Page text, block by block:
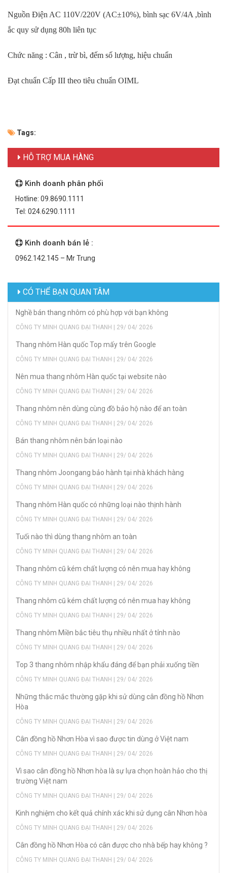
Nguồn Điện AC 110V/220V (AC±10%), bình sạc 6V/4A ,bình
ắc quy sử dụng 80h liên tục
Chức năng : Cân , trừ bì, đếm số lượng, hiệu chuẩn
Đạt chuẩn Cấp III theo tiêu chuẩn OIML
Tags:
HỖ TRỢ MUA HÀNG
Kinh doanh phân phối
Hotline: 09.8690.1111
Tel: 024.6290.1111
Kinh doanh bán lẻ :
0962.142.145 – Mr Trung
CÓ THỂ BẠN QUAN TÂM
Nghề bán thang nhôm có phù hợp với bạn không
CÔNG TY MINH QUANG ĐẠI THANH | 29/ 04/ 2026
Thang nhôm Hàn quốc Top mấy trên Google
CÔNG TY MINH QUANG ĐẠI THANH | 29/ 04/ 2026
Nên mua thang nhôm Hàn quốc tại website nào
CÔNG TY MINH QUANG ĐẠI THANH | 29/ 04/ 2026
Thang nhôm nên dùng cùng đồ bảo hộ nào để an toàn
CÔNG TY MINH QUANG ĐẠI THANH | 29/ 04/ 2026
Bán thang nhôm nên bán loại nào
CÔNG TY MINH QUANG ĐẠI THANH | 29/ 04/ 2026
Thang nhôm Joongang bảo hành tại nhà khách hàng
CÔNG TY MINH QUANG ĐẠI THANH | 29/ 04/ 2026
Thang nhôm Hàn quốc có những loại nào thịnh hành
CÔNG TY MINH QUANG ĐẠI THANH | 29/ 04/ 2026
Tuổi nào thì dùng thang nhôm an toàn
CÔNG TY MINH QUANG ĐẠI THANH | 29/ 04/ 2026
Thang nhôm cũ kém chất lượng có nên mua hay không
CÔNG TY MINH QUANG ĐẠI THANH | 29/ 04/ 2026
Thang nhôm cũ kém chất lượng có nên mua hay không
CÔNG TY MINH QUANG ĐẠI THANH | 29/ 04/ 2026
Thang nhôm Miền bắc tiêu thụ nhiều nhất ở tỉnh nào
CÔNG TY MINH QUANG ĐẠI THANH | 29/ 04/ 2026
Top 3 thang nhôm nhập khẩu đáng để bạn phải xuống tiền
CÔNG TY MINH QUANG ĐẠI THANH | 29/ 04/ 2026
Những thắc mắc thường gặp khi sử dùng cân đồng hồ Nhơn
Hòa
CÔNG TY MINH QUANG ĐẠI THANH | 29/ 04/ 2026
Cân đồng hồ Nhơn Hòa vì sao được tin dùng ở Việt nam
CÔNG TY MINH QUANG ĐẠI THANH | 29/ 04/ 2026
Vì sao cân đồng hồ Nhơn hòa là sự lựa chọn hoàn hảo cho thị
trường Việt nam
CÔNG TY MINH QUANG ĐẠI THANH | 29/ 04/ 2026
Kinh nghiệm cho kết quả chính xác khi sử dụng cân Nhơn hòa
CÔNG TY MINH QUANG ĐẠI THANH | 29/ 04/ 2026
Cân đồng hồ Nhơn Hòa có cân được cho nhà bếp hay không ?
CÔNG TY MINH QUANG ĐẠI THANH | 29/ 04/ 2026